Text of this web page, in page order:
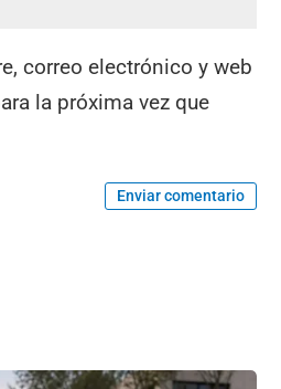
correo electrónico y web
la próxima vez que
Enviar comentario